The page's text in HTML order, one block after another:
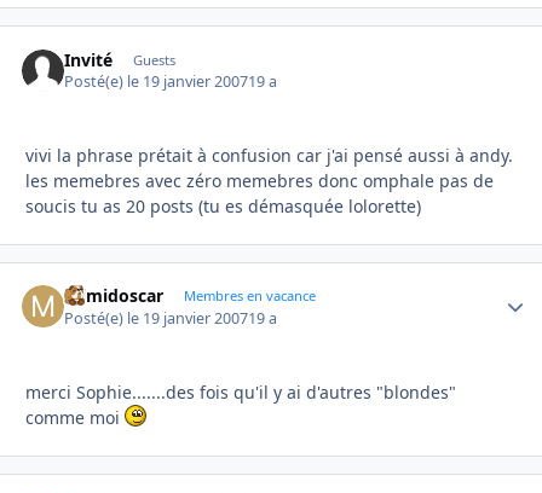
Invité Guests
Posté(e) le 19 janvier 200719 a
vivi la phrase prétait à confusion car j'ai pensé aussi à andy.
les memebres avec zéro memebres donc omphale pas de
soucis tu as 20 posts (tu es démasquée lolorette)
mimidoscar Membres en vacance
Posté(e) le 19 janvier 200719 a
merci Sophie.......des fois qu'il y ai d'autres "blondes"
comme moi